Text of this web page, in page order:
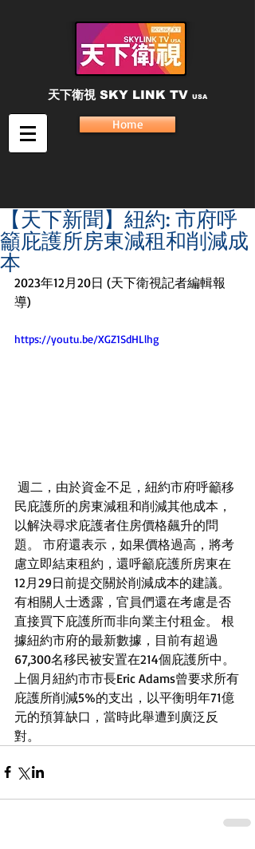
天下衛視 SKY LINK TV USA
Home
【天下新聞】紐約: 市府呼
籲庇護所房東減租和削減成
本
2023年12月20日 (天下衛視記者編輯報
導)
https://youtu.be/XGZ1SdHLlhg
民庇護所的房東減租和削減其他成本，
以解決尋求庇護者住房價格飆升的問
題。 市府還表示，如果價格過高，將考
慮立即結束租約，還呼籲庇護所房東在
12月29日前提交關於削減成本的建議。
有相關人士透露，官員們還在考慮是否
直接買下庇護所而非向業主付租金。 根
據紐約市府的最新數據，目前有超過
67,300名移民被安置在214個庇護所中。
上個月紐約市市長Eric Adams曾要求所有
庇護所削減5%的支出，以平衡明年71億
元的預算缺口，當時此舉遭到廣泛反
對。